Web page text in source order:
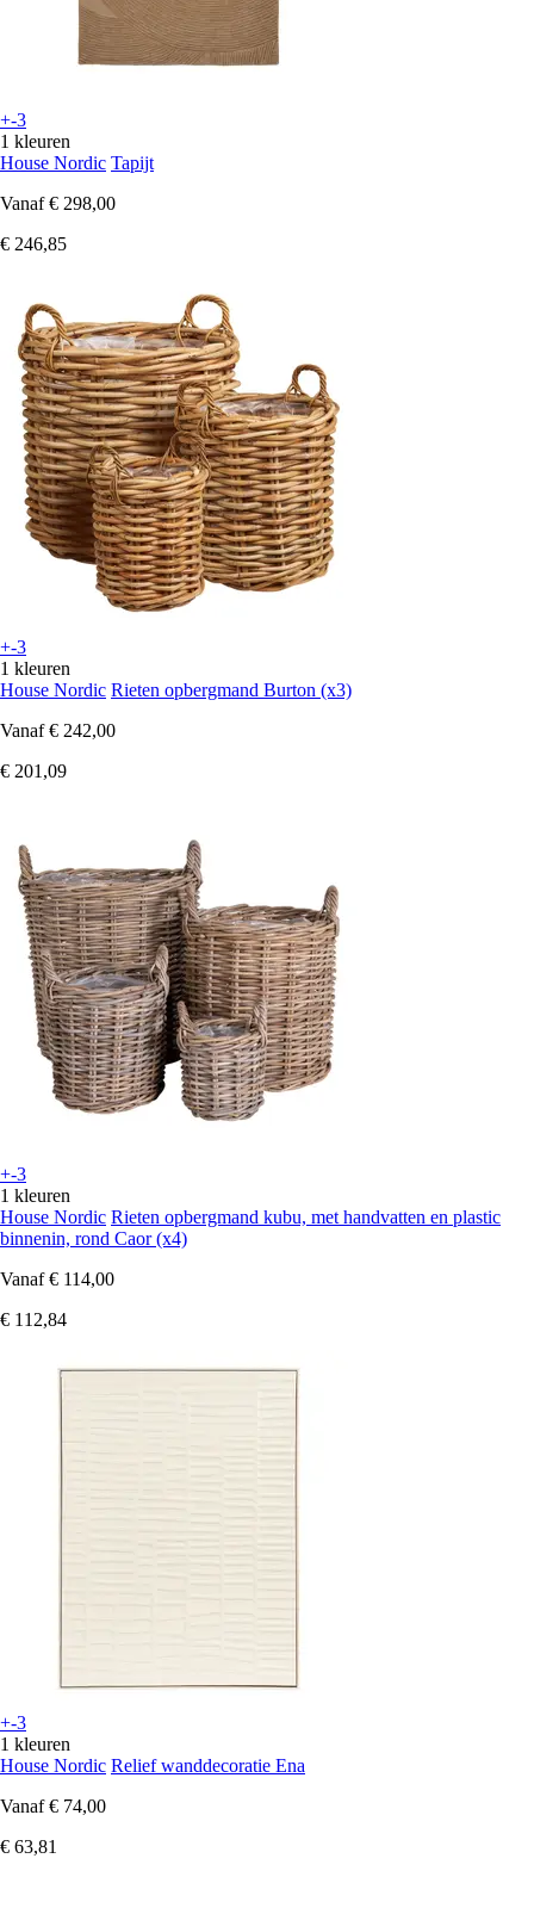
+-3
1 kleuren
House Nordic Tapijt
Vanaf € 298,00
€ 246,85
+-3
1 kleuren
House Nordic Rieten opbergmand Burton (x3)
Vanaf € 242,00
€ 201,09
+-3
1 kleuren
House Nordic Rieten opbergmand kubu, met handvatten en plastic
binnenin, rond Caor (x4)
Vanaf € 114,00
€ 112,84
+-3
1 kleuren
House Nordic Relief wanddecoratie Ena
Vanaf € 74,00
€ 63,81